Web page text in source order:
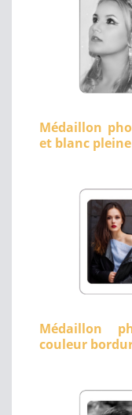
Médaillon
et blanc
Médaillon
couleur